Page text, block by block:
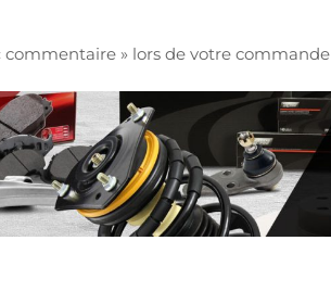
commentaire » lors de votre commande